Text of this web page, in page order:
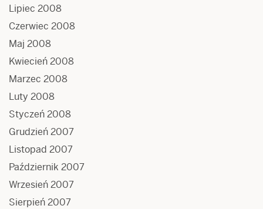
Lipiec 2008
Czerwiec 2008
Maj 2008
Kwiecień 2008
Marzec 2008
Luty 2008
Styczeń 2008
Grudzień 2007
Listopad 2007
Październik 2007
Wrzesień 2007
Sierpień 2007